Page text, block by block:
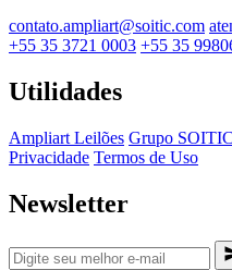
contato.ampliart@soitic.com
+55 35 3721 0003 +55 35
Utilidades
Ampliart Leilões Grupo SOITIC
Privacidade Termos de Uso
Newsletter